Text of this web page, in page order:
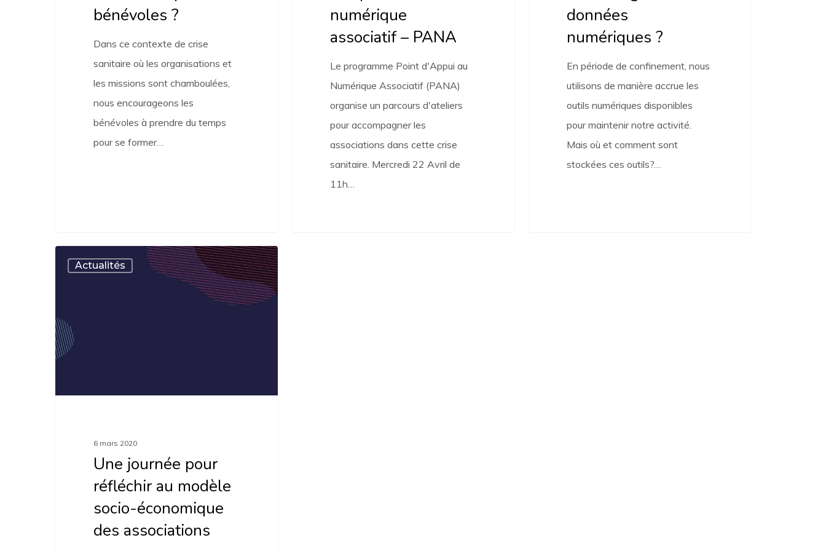
bénévoles ?
Dans ce contexte de crise
sanitaire où les organisations et
les missions sont chamboulées,
nous encourageons les
bénévoles à prendre du temps
pour se former…
numérique
associatif – PANA
Le programme Point d'Appui au
Numérique Associatif (PANA)
organise un parcours d'ateliers
pour accompagner les
associations dans cette crise
sanitaire. Mercredi 22 Avril de
11h…
numériquesdonnées
numériques ?
En période de confinement, nous
utilisons de manière accrue les
outils numériques disponibles
pour maintenir notre activité.
Mais où et comment sont
stockées ces outils?…
Une
journée
réfléchir
au
modèle
économique
Actualités
6 mars 2020
Une journée pour
réfléchir au modèle
socio-économique
des associations